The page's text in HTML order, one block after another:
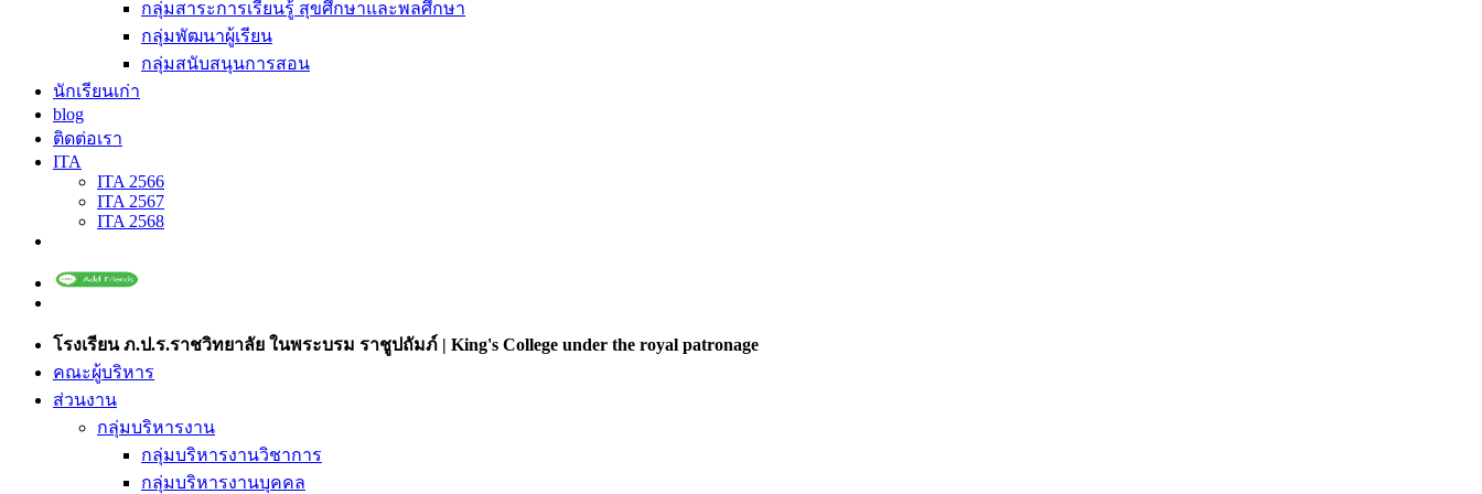
กลุ่มสาระการเรียนรู้ สุขศึกษาและพลศึกษา
กลุ่มพัฒนาผู้เรียน
กลุ่มสนับสนุนการสอน
นักเรียนเก่า
blog
ติดต่อเรา
ITA
ITA 2566
ITA 2567
ITA 2568
โรงเรียน ภ.ป.ร.ราชวิทยาลัย ในพระบรม ราชูปถัมภ์ | King's College under the royal patronage
คณะผู้บริหาร
ส่วนงาน
กลุ่มบริหารงาน
กลุ่มบริหารงานวิชาการ
กลุ่มบริหารงานบุคคล